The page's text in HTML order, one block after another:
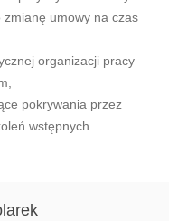
umowy na czas
organizacji pracy
pokrywania przez
wstępnych.